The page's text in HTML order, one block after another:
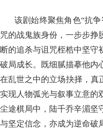
该剧始终聚焦角色“抗
咒的战鬼族身份，一步步挣
断的追杀与诅咒桎梏中坚守
破局成长。既细腻描摹他内
在乱世之中的立场抉择，真
实现人物弧光与叙事立意的
尘途棋局中，陆千乔辛湄坚
与坚定信念，亦成为逆命破